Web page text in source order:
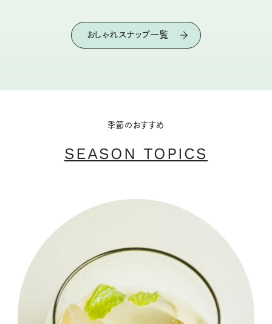
おしゃれスナップ一覧
季節のおすすめ
SEASON TOPICS